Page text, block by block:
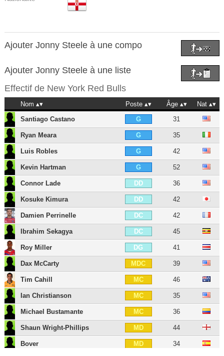
Ajouter Jonny Steele à une compo
Ajouter Jonny Steele à une liste
Effectif de New York Red Bulls
Nom Poste Âge
Nat
Santiago Castano
G 31
Ryan Meara G 35
Luis Robles G 42
Kevin Hartman G 52
Connor Lade DD 36
Kosuke Kimura DD 42
Damien Perrinelle DC 42
Ibrahim Sekagya DC 45
Roy Miller DG 41
Dax McCarty MDC 39
Tim Cahill MC 46
Ian Christianson MC 35
Michael Bustamante MC 36
Shaun Wright-Phillips MD 44
Bover MD 34